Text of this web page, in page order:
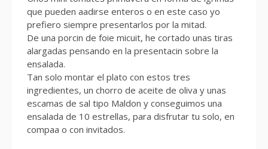
que pueden aadirse enteros o en este caso yo
prefiero siempre presentarlos por la mitad.
De una porcin de foie micuit, he cortado unas tiras
alargadas pensando en la presentacin sobre la
ensalada.
Tan solo montar el plato con estos tres
ingredientes, un chorro de aceite de oliva y unas
escamas de sal tipo Maldon y conseguimos una
ensalada de 10 estrellas, para disfrutar tu solo, en
compaa o con invitados.